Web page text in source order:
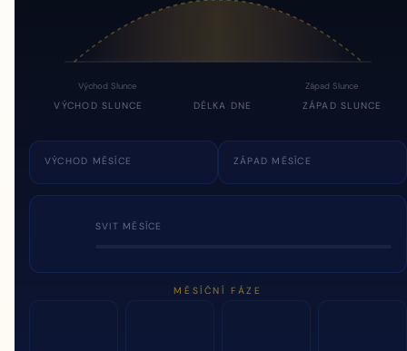
Východ Slunce Západ Slunce
VÝCHOD SLUNCE DÉLKA DNE ZÁPAD SLUNCE
VÝCHOD MĚSÍCE ZÁPAD MĚSÍCE
SVIT MĚSÍCE
MĚSÍČNÍ FÁZE